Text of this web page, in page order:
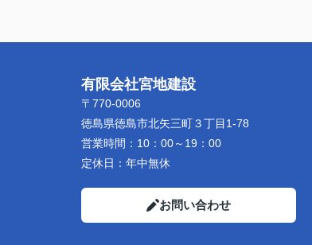
有限会社宮地建設
〒770-0006
徳島県徳島市北矢三町３丁目1-78
営業時間： 10：00～19：00
定休日： 年中無休
お問い合わせ